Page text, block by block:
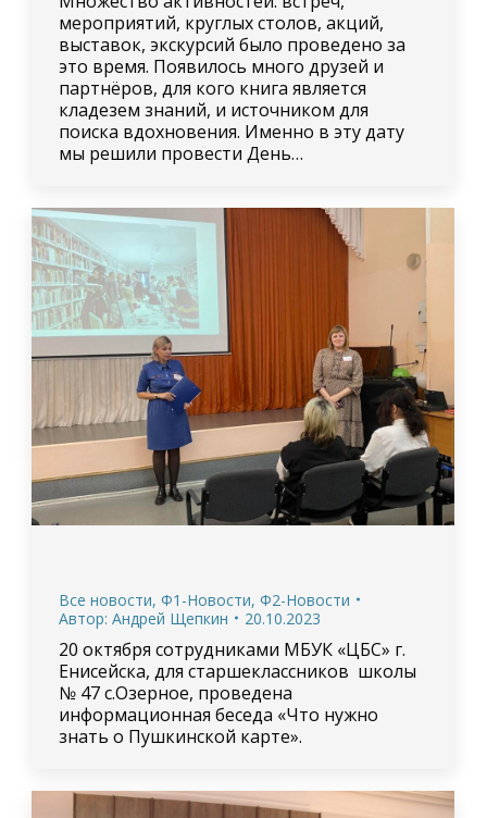
мероприятий, круглых столов, акций,
выставок, экскурсий было проведено за
это время. Появилось много друзей и
партнёров, для кого книга является
кладезем знаний, и источником для
поиска вдохновения. Именно в эту дату
мы решили провести День…
Все новости, Ф1-Новости, Ф2-Новости
Автор: Андрей Щепкин 20.10.2023
20 октября сотрудниками МБУК «ЦБС» г.
Енисейска, для старшеклассников школы
№ 47 с.Озерное, проведена
информационная беседа «Что нужно
знать о Пушкинской карте».